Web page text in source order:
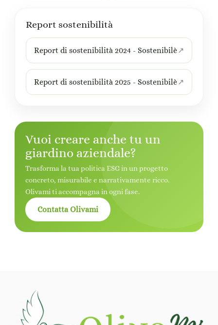
Report sostenibilità
Report di sostenibilità 2024 - Sostenibilè
Report di sostenibilità 2025 - Sostenibilè
Vuoi creare anche tu un
giardino aziendale?
Trasforma la tua politica ESG in un progetto
concreto, misurabile e narrativamente ricco.
Olivami ti accompagna in ogni fase.
Contatta Olivami